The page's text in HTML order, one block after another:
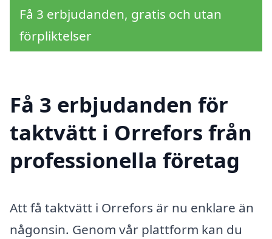
Få 3 erbjudanden, gratis och utan
förpliktelser
Få 3 erbjudanden för
taktvätt i Orrefors från
professionella företag
Att få taktvätt i Orrefors är nu enklare än
någonsin. Genom vår plattform kan du